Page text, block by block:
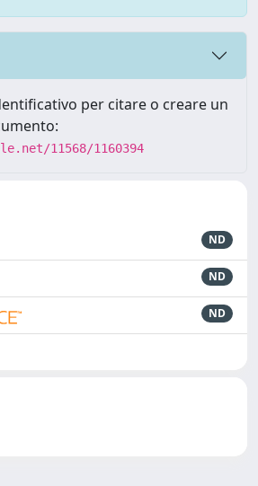
per citare o creare un
11568/1160394
ND
ND
ND